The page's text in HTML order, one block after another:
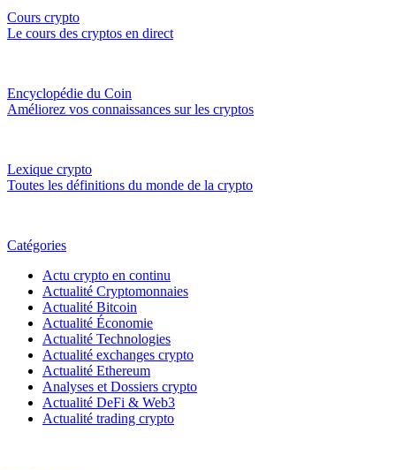
Cours crypto
Le cours des cryptos en direct
Encyclopédie du Coin
Améliorez vos connaissances sur les cryptos
Lexique crypto
Toutes les définitions du monde de la crypto
Catégories
Actu crypto en continu
Actualité Cryptomonnaies
Actualité Bitcoin
Actualité Économie
Actualité Technologies
Actualité exchanges crypto
Actualité Ethereum
Analyses et Dossiers crypto
Actualité DeFi & Web3
Actualité trading crypto